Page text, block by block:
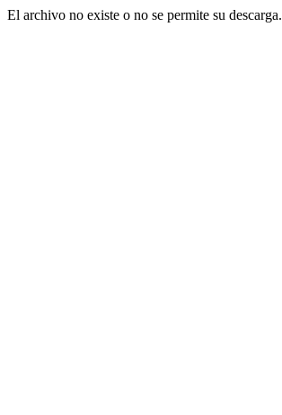
El archivo no existe o no se permite su descarga.